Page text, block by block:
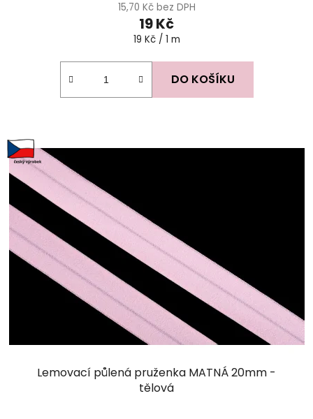
15,70 Kč bez DPH
19 Kč
Měrná
19 Kč / 1 m
DO KOŠÍKU
Lemovací půlená pruženka MATNÁ 20mm -
tělová